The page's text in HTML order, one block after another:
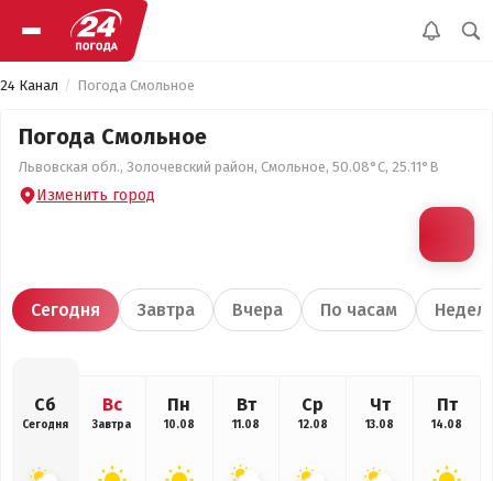
24 Канал Погода Смольное
Погода Смольное
Львовская обл., Золочевский район, Смольное, 50.08°С, 25.11°В
Изменить город
Сегодня Завтра Вчера По часам
Сб
Сегодня
Вс
Завтра
Пн
10.08
Вт
11.08
Ср
12.08
Чт
13.08
Пт
14.08